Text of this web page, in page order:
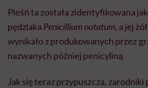
Pleśń ta została zidentyfikowana
pędzlaka Penicillium notatum, a jej
wynikało z produkowanych przez
nazwanych później penicyliną.
Jak się teraz przypuszcza, zarodniki